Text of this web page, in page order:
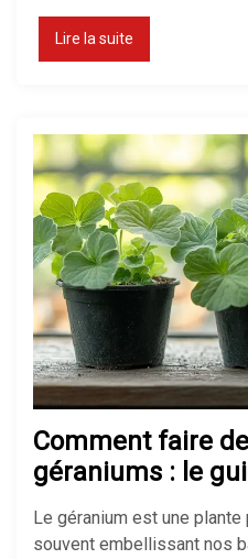
Lire la suite
Comment faire
géraniums : le
Le géranium est une plante
souvent embellissant nos